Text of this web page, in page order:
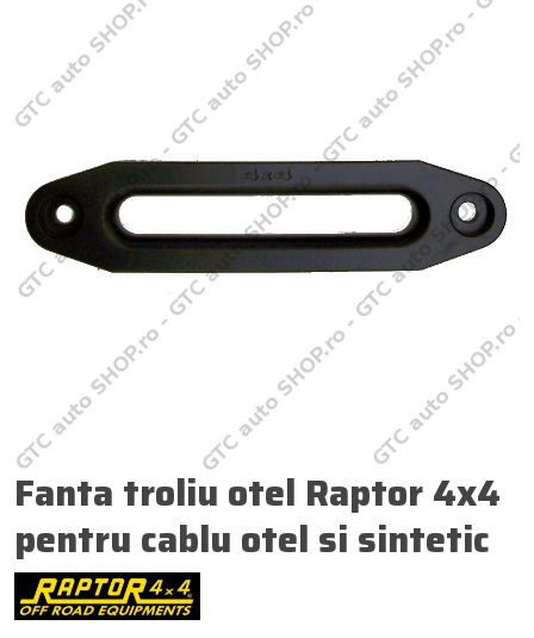
Fanta troliu otel Raptor 4x4
pentru cablu otel si sintetic